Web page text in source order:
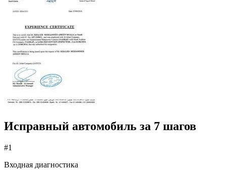
Исправный автомобиль за 7 шагов
#1
Входная диагностика